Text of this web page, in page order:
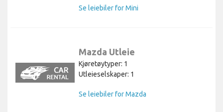
Se leiebiler for Mini
Mazda Utleie
Kjøretøytyper: 1
Utleieselskaper: 1
Se leiebiler for Mazda